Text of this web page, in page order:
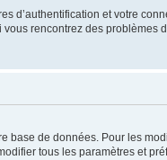
d’authentification et votre
rencontrez des
base de données. Pour les
tous les paramètres et